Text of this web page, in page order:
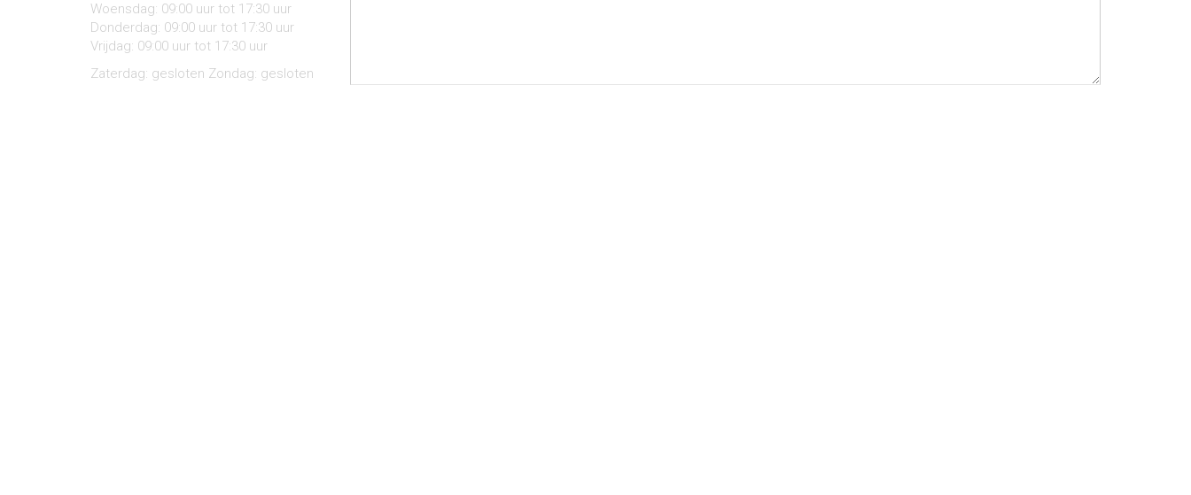
Woensdag: 09:00 uur tot 17:30 uur
Donderdag: 09:00 uur tot 17:30 uur
Vrijdag: 09:00 uur tot 17:30 uur
Zaterdag: gesloten Zondag: gesloten